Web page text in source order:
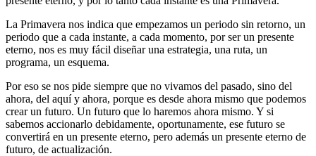
La Primavera nos indica que empezamos un periodo sin retorno, un
periodo que a cada instante, a cada momento, por ser un presente
eterno, nos es muy fácil diseñar una estrategia, una ruta, un
programa, un esquema.
Por eso se nos pide siempre que no vivamos del pasado, sino del
ahora, del aquí y ahora, porque es desde ahora mismo que podemos
crear un futuro. Un futuro que lo haremos ahora mismo. Y si
sabemos accionarlo debidamente, oportunamente, ese futuro se
convertirá en un presente eterno, pero además un presente eterno de
futuro, de actualización.